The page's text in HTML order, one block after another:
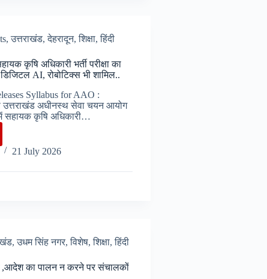
,उत्तराखंड,देहरादून,शिक्षा,हिंदी
कृषि अधिकारी भर्ती परीक्षा का
AI, रोबोटिक्स भी शामिल..
Syllabus for AAO :
उत्तराखंड अधीनस्थ सेवा चयन आयोग
सहायक कृषि अधिकारी…
21 July 2026
,उधम सिंह नगर,विशेष,शिक्षा,हिंदी
,आदेश का पालन न करने पर संचालकों